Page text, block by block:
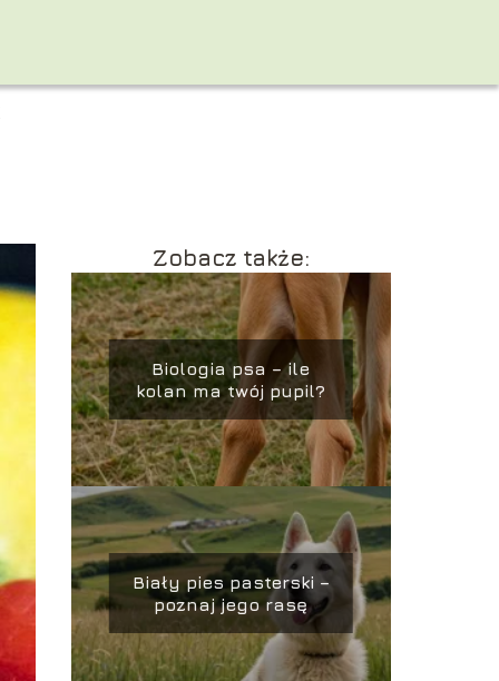
Zobacz także:
Biologia psa – ile
kolan ma twój pupil?
Biały pies pasterski –
poznaj jego rasę